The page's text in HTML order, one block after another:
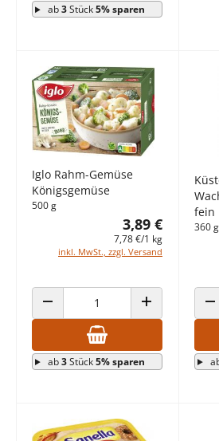
ab3Stück5% sparen
Iglo Rahm-Gemüse
Königsgemüse
500 g
3,89 €
7,78 €/1 kg
inkl. MwSt., zzgl. Versand
ANZAHL VERRINGERN ANZAHL
ab3Stück5% sparen
fein
360 g